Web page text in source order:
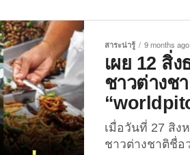
สาระน่ารู้ 9 months ago
เผย 12 สิ่
ชาวต่างช
เมื่อวันที่ 27 สิง
ชาวต่างชาติชื่อ